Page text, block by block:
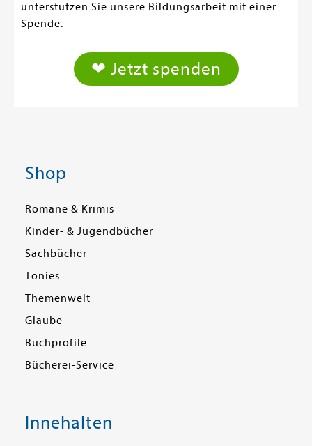
unterstützen Sie unsere Bildungsarbeit mit einer
Spende.
❤ Jetzt spenden
Shop
Romane & Krimis
Kinder- & Jugendbücher
Sachbücher
Tonies
Themenwelt
Glaube
Buchprofile
Bücherei-Service
Innehalten